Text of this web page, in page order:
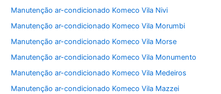
Manutenção ar-condicionado Komeco Vila Nivi
Manutenção ar-condicionado Komeco Vila Morumbi
Manutenção ar-condicionado Komeco Vila Morse
Manutenção ar-condicionado Komeco Vila Monumento
Manutenção ar-condicionado Komeco Vila Medeiros
Manutenção ar-condicionado Komeco Vila Mazzei